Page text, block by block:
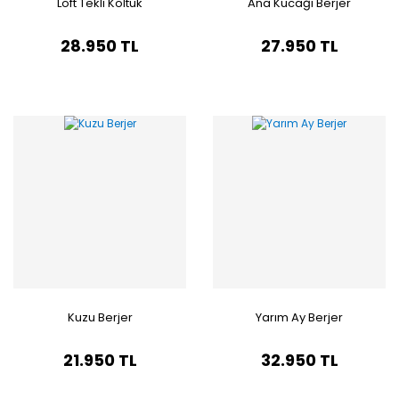
28.950 TL 27.950 TL
Kuzu Berjer
21.950 TL
Yarım Ay Berjer
32.950 TL